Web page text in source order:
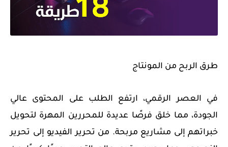
طرق الربح من المونتاج
في العصر الرقمي، ارتفع الطلب على المحتوى عالي
الجودة، مما خلق فرصًا عديدة للمحررين المهرة لتحويل
خبراتهم إلى مشاريع مربحة. من تحرير الفيديو إلى تحرير